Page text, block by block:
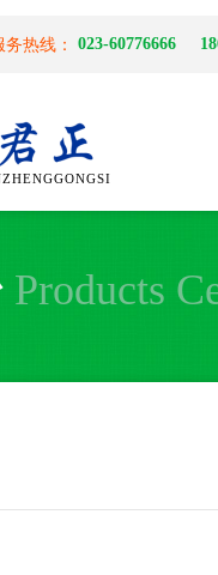
热线： 023-60776666
Products